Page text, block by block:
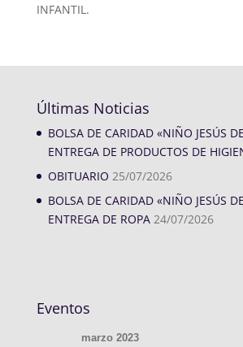
INFANTIL.
Últimas Noticias
BOLSA DE CARIDAD «NIÑO JESÚS
ENTREGA DE PRODUCTOS DE
OBITUARIO 25/07/2026
BOLSA DE CARIDAD «NIÑO JESÚS
ENTREGA DE ROPA 24/07/2026
Eventos
marzo 2023